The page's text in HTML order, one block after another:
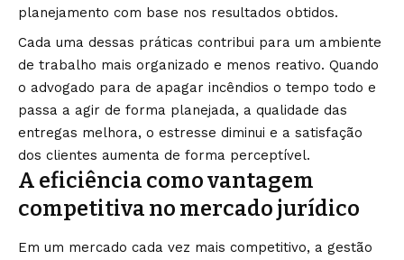
planejamento com base nos resultados obtidos.
Cada uma dessas práticas contribui para um ambiente
de trabalho mais organizado e menos reativo. Quando
o advogado para de apagar incêndios o tempo todo e
passa a agir de forma planejada, a qualidade das
entregas melhora, o estresse diminui e a satisfação
dos clientes aumenta de forma perceptível.
A eficiência como vantagem
competitiva no mercado jurídico
Em um mercado cada vez mais competitivo, a gestão